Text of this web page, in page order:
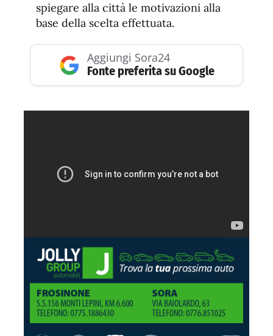
spiegare alla città le motivazioni alla
base della scelta effettuata.
Aggiungi Sora24
Fonte preferita su Google